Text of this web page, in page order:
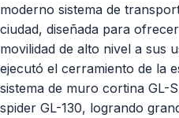
moderno sistema de
ciudad, diseñada para
movilidad de alto nivel a sus
ejecutó el cerramiento de la
sistema de muro cortina GL-
spider GL-130, logrando